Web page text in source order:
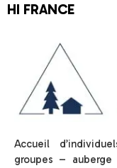
HI FRANCE
Accueil
groupes –